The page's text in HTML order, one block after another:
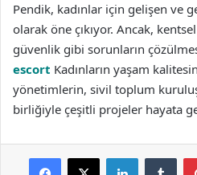
Pendik, kadınlar için gelişen ve
olarak öne çıkıyor. Ancak,
güvenlik gibi sorunların
escort Kadınların yaşam
yönetimlerin, sivil toplum
birliğiyle çeşitli projeler hayata
Facebook
X LinkedIn